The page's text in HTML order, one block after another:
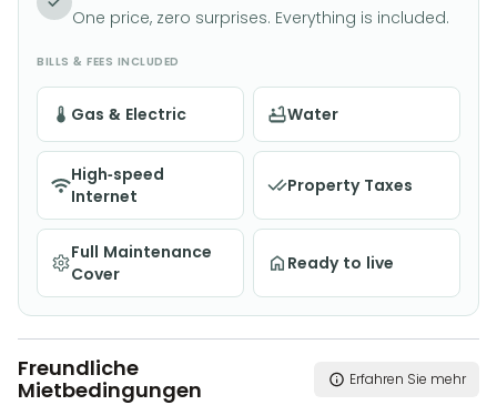
One price, zero surprises. Everything is included.
BILLS & FEES INCLUDED
Gas & Electric Water
High-speed
Internet
Property Taxes
Full Maintenance
Cover
Ready to live
Freundliche
Mietbedingungen
Erfahren Sie mehr